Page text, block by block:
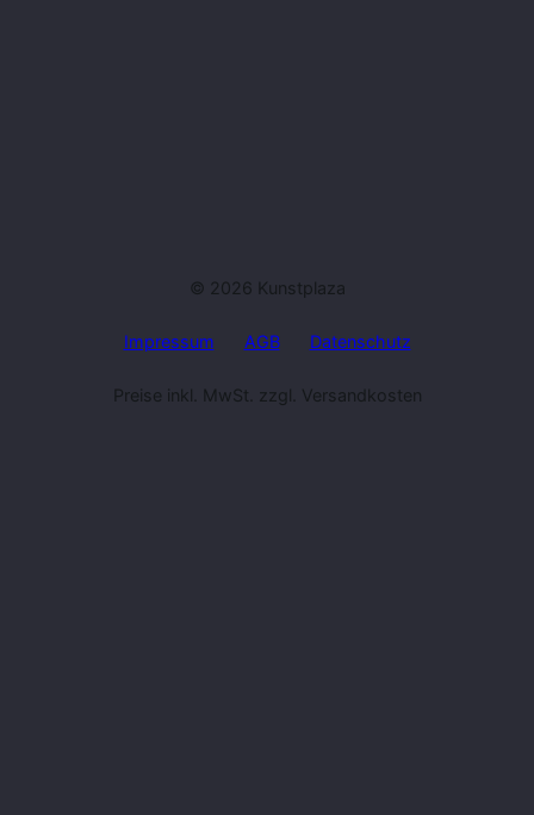
© 2026 Kunstplaza
Impressum AGB Datenschutz
Preise inkl. MwSt. zzgl. Versandkosten